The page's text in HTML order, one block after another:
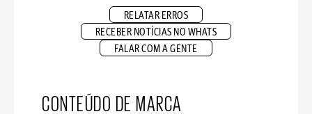
RELATAR ERROS
RECEBER NOTÍCIAS NO WHATS
FALAR COM A GENTE
CONTEÚDO DE MARCA